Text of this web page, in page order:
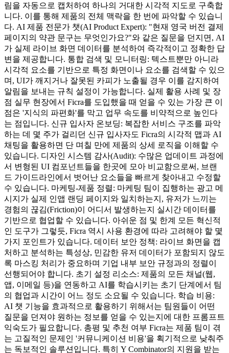
림을 자동으로 캡처하여 하나의 거대한 시각적 지도로 구축합
니다. 이를 통해 제품의 전체 맥락을 한 번에 파악할 수 있습니
다. AI 제품 전문가 챗(AI Product Expert): "현재 영국 버전 결제
페이지의 약관 문구는 무엇인가요?"와 같은 질문을 던지면, AI
가 실제 라이브 화면 데이터를 분석하여 즉각적이고 정확한 답
변을 제공합니다. 통합 검색 및 모니터링: 텍스트뿐만 아니라
시각적 요소를 기반으로 특정 화면이나 요소를 검색할 수 있으
며, UI가 깨지거나 잘못된 카피가 노출될 경우 이를 감지하여
알림을 보내는 규칙 설정이 가능합니다. 실제 활용 사례 및 장
점 실무 현장에서 Ficra를 도입했을 때 얻을 수 있는 가장 큰 이
점은 '지식의 파편화'를 막고 업무 속도를 비약적으로 높인다
는 점입니다. 신규 입사자 온보딩: 복잡한 서비스 구조를 파악
하는 데 몇 주가 걸리던 신규 입사자도 Ficra의 시각적 맵과 AI
채팅을 활용하면 단 며칠 만에 제품의 상세 로직을 이해할 수
있습니다. 디자인 시스템 감사(Audit): 수많은 업데이트 과정에
서 변형된 UI 컴포넌트들을 한곳에 모아 비교함으로써, 브랜
드 가이드라인에서 벗어난 요소들을 빠르게 찾아내고 수정할
수 있습니다. 마케팅-제품 정렬: 마케팅 팀이 집행하는 광고 메
시지가 실제 인앱 랜딩 페이지와 일치하는지, 유저가 느끼는
경험의 끊김(Friction)이 어디서 발생하는지 실시간 데이터를
기반으로 협업할 수 있습니다. 아쉬운 점 및 한계 모든 혁신적
인 도구가 그렇듯, Ficra 역시 사용 환경에 따라 고려해야 할 몇
가지 포인트가 있습니다. 데이터 보안 정책: 라이브 화면을 캡
처하고 분석하는 특성상, 민감한 유저 데이터가 포함되지 않도
록 마스킹 처리가 중요하며 기업 내부 보안 규정과의 정렬이
선행되어야 합니다. 초기 설정 리소스: 제품의 모든 채널(웹,
앱, 이메일 등)을 연동하고 AI를 학습시키는 초기 단계에서 팀
의 협업과 시간이 어느 정도 소요될 수 있습니다. 학습 비용:
AI 챗 기능을 효과적으로 활용하기 위해서는 팀원들이 어떤
질문을 던져야 원하는 정보를 얻을 수 있는지에 대한 프롬프트
익숙도가 필요합니다. 총평 및 추천 여부 Ficra는 제품 팀이 겪
는 고질적인 문제인 '커뮤니케이션 비용'을 획기적으로 낮춰주
는 독보적인 솔루션입니다. 특히 Y Combinator의 지원을 받는